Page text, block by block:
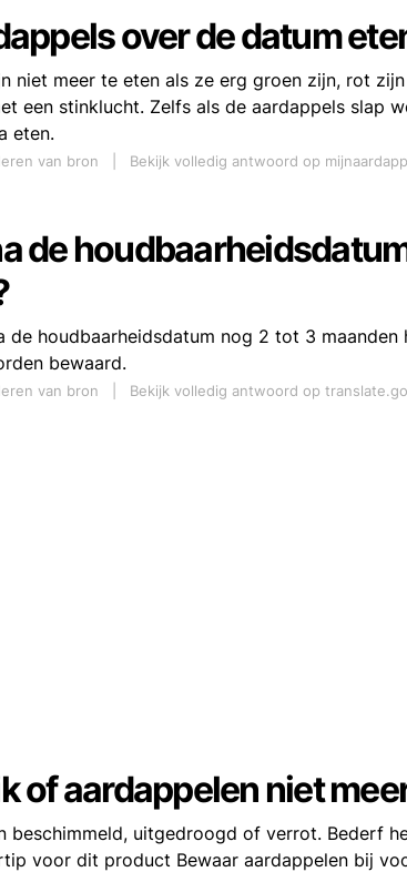
over de datum
niet meer te eten als ze erg groen zijn, rot
een stinklucht. Zelfs als de aardappels slap
eten.
van bron Bekijk volledig antwoord op
de
de houdbaarheidsdatum nog 2 tot 3
bewaard.
van bron Bekijk volledig antwoord op
of aardappelen niet
beschimmeld, uitgedroogd of verrot. Bederf
voor dit product Bewaar aardappelen bij